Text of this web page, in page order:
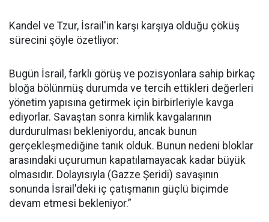
Kandel ve Tzur, İsrail'in karşı karşıya olduğu çöküş
sürecini şöyle özetliyor:
Bugün İsrail, farklı görüş ve pozisyonlara sahip birkaç
bloğa bölünmüş durumda ve tercih ettikleri değerleri
yönetim yapısına getirmek için birbirleriyle kavga
ediyorlar. Savaştan sonra kimlik kavgalarının
durdurulması bekleniyordu, ancak bunun
gerçekleşmediğine tanık olduk. Bunun nedeni bloklar
arasındaki uçurumun kapatılamayacak kadar büyük
olmasıdır. Dolayısıyla (Gazze Şeridi) savaşının
sonunda İsrail'deki iç çatışmanın güçlü biçimde
devam etmesi bekleniyor.”